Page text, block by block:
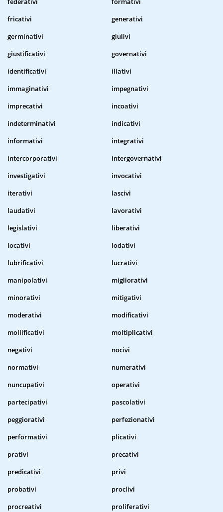
fricativi
generativi
germinativi
giulivi
giustificativi
governativi
identificativi
illativi
immaginativi
impegnativi
imprecativi
incoativi
indeterminativi
indicativi
informativi
integrativi
intercorporativi
intergovernativi
investigativi
invocativi
iterativi
lascivi
laudativi
lavorativi
legislativi
liberativi
locativi
lodativi
lubrificativi
lucrativi
manipolativi
migliorativi
minorativi
mitigativi
moderativi
modificativi
mollificativi
moltiplicativi
negativi
nocivi
normativi
numerativi
nuncupativi
operativi
partecipativi
pascolativi
peggiorativi
perfezionativi
performativi
plicativi
prativi
precativi
predicativi
privi
probativi
proclivi
procreativi
proliferativi